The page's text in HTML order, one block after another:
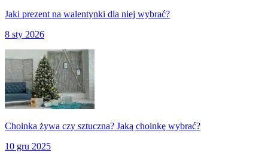
Jaki prezent na walentynki dla niej wybrać?
8 sty 2026
Choinka żywa czy sztuczna? Jaką choinkę wybrać?
10 gru 2025